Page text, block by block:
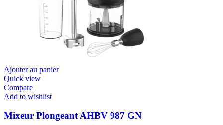
Ajouter au panier
Quick view
Compare
Add to wishlist
Mixeur Plongeant AHBV 987 GN